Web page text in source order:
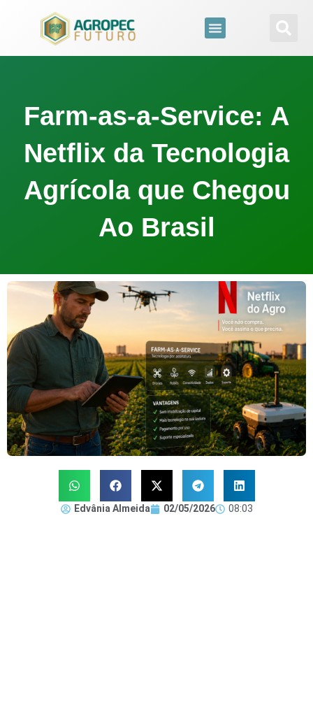
conteúdo
Farm-as-a-Service: A
Netflix da Tecnologia
Agrícola que Chegou
Ao Brasil
Edvânia Almeida 02/05/2026 08:03